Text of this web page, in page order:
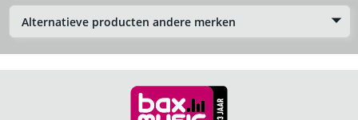
Alternatieve producten andere merken